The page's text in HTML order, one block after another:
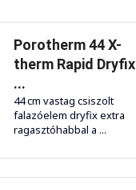
Porotherm 44 X-
therm Rapid Dryfix
...
44 cm vastag csiszolt
falazóelem dryfix extra
ragasztóhabbal a ...